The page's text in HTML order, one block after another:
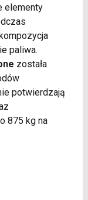
elementy
paliwa.
została
potwierdzają
875 kg na